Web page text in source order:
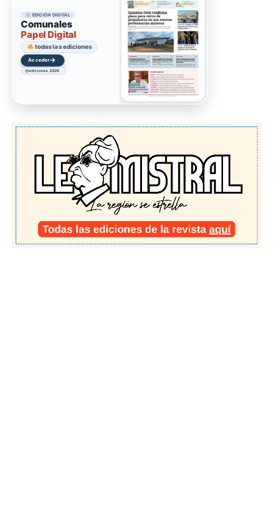
EDICIÓN DIGITAL
Comunales
Papel Digital
todas las ediciones
Acceder→
ediciones 2026